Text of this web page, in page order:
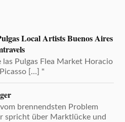
Local Artists Buenos Aires
Pulgas Flea Market Horacio
[…] "
brennendsten Problem
spricht über Marktlücke und